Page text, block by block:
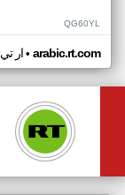
QG60YL
ار• arabic.rt.com